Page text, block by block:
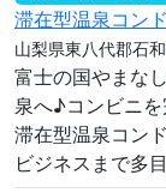
滞在型温泉コン
山梨県東八代郡石
富士の国やまな
泉へ♪コンビニ
滞在型温泉コン
ビジネスまで多